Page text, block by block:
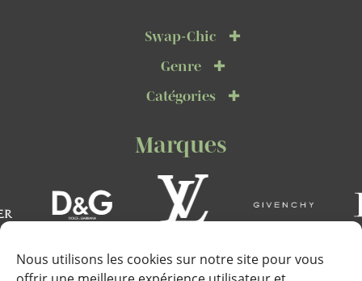
Nous utilisons les cookies sur notre site pour vous
Swap-Chic
Genre
Catégories
Marques